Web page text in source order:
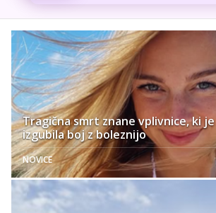
Tragična smrt znane vplivnice, ki
izgubila boj z boleznijo
NOVICE